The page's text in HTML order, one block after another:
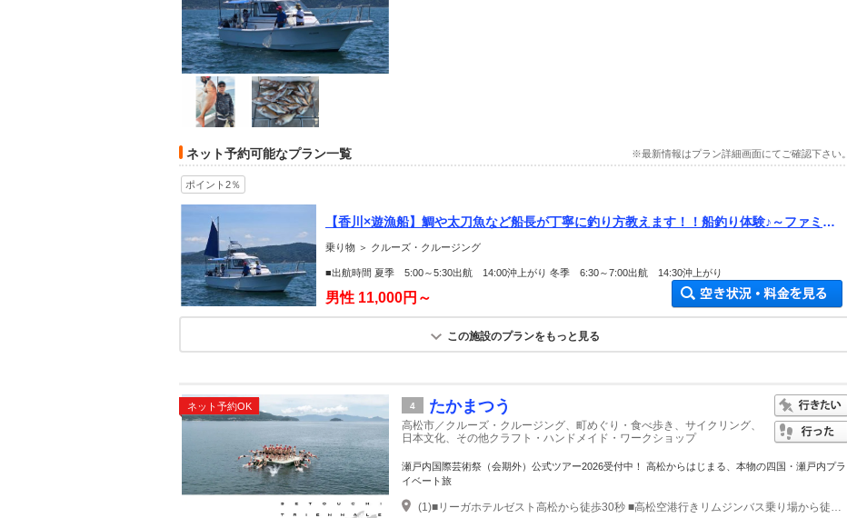
ネット予約可能なプラン一覧 ※最新情報はプラン詳細画面にてご確認下さい。
ポイント2％
【香川×遊漁船】鯛や太刀魚など船長が丁寧に釣り方教えます！！船釣り体験♪～ファミリ
乗り物 ＞ クルーズ・クルージング
■出航時間 夏季 5:00～5:30出航 14:00沖上がり 冬季 6:30～7:00出航 14:30沖上がり
男性 11,000円～
この施設のプランをもっと見る
ネット予約OK 4 たかまつう
高松市／クルーズ・クルージング、町めぐり・食べ歩き、サイクリング、
日本文化、その他クラフト・ハンドメイド・ワークショップ
瀬戸内国際芸術祭（会期外）公式ツアー2026受付中！ 高松からはじまる、本物の四国・瀬戸内プラ
イベート旅
(1)■リーガホテルゼスト高松から徒歩30秒 ■高松空港行きリムジンバス乗り場から徒歩1分 ■JR高松駅から徒歩11分